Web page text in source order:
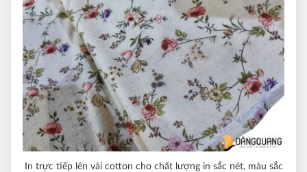
In trực tiếp lên vải cotton cho chất lượng in sắc nét, màu sắc